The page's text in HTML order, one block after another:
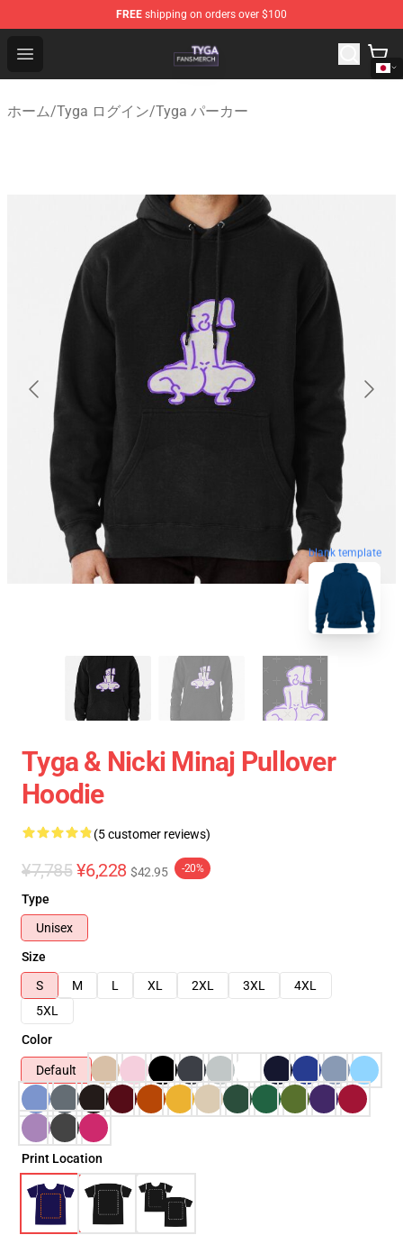
FREE shipping on orders over $100
Open menu
Tyga Shop - Official Tyga Merchandise Store
ホーム/Tyga ログイン/Tyga パーカー
blank template
Tyga & Nicki Minaj Pullover
Hoodie
(5 customer reviews)
¥7,785 ¥6,228 $42.95 -20%
Type
Unisex
Size
S
M L XL 2XL 3XL
4XL
5XL
Color
Default
Print Location